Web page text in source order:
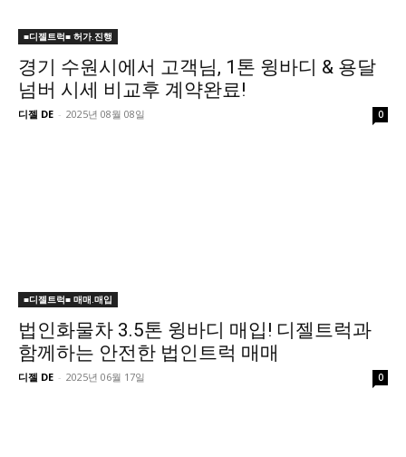
■디젤트럭■ 허가.진행
경기 수원시에서 고객님, 1톤 윙바디 & 용달
넘버 시세 비교후 계약완료!
디젤 DE - 2025년 08월 08일 0
■디젤트럭■ 매매.매입
법인화물차 3.5톤 윙바디 매입! 디젤트럭과
함께하는 안전한 법인트럭 매매
디젤 DE - 2025년 06월 17일 0